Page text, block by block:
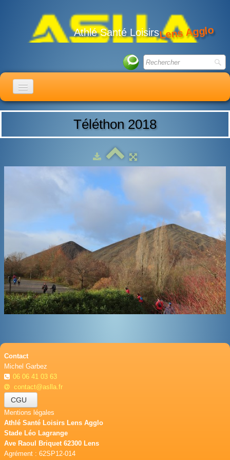
Athlé Santé LoisirsLens Agglo
ACCUEIL
ACTUALITÉS
CALENDRIER
BOUTIQUE
CONTACT
PHOTOS▼
DONS
Téléthon 2018
Contact
Michel Garbez
06 06 41 03 63
contact@aslla.fr
CGU
Mentions légales
Athlé Santé Loisirs Lens Agglo
Stade Léo Lagrange
Ave Raoul Briquet 62300 Lens
Agrément : 62SP12-014